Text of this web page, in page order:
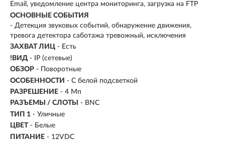
Email, уведомление центра мониторинга, загрузка на FTP
ОСНОВНЫЕ СОБЫТИЯ
- Детекция звуковых событий, обнаружение движения,
тревога детектора саботажа тревожный, исключения
ЗАХВАТ ЛИЦ - Есть
!ВИД - IP (сетевые)
ОБЗОР - Поворотные
ОСОБЕННОСТИ - С белой подсветкой
РАЗРЕШЕНИЕ - 4 Мп
РАЗЪЕМЫ / СЛОТЫ
- BNC
ТИП 1 - Уличные
ЦВЕТ - Белые
ПИТАНИЕ - 12VDC